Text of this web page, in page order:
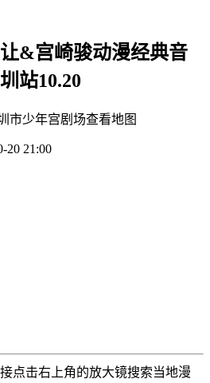
&宫崎骏动漫经典音
站10.20
市少年宫剧场查看地图
20 21:00
点击右上角的放大镜搜索当地漫